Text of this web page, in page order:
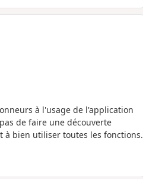
à l'usage de l'application
de faire une découverte
bien utiliser toutes les fonctions.